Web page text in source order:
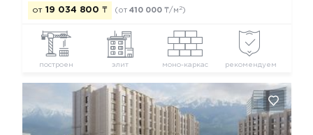
от 19 034 800 ₸ (от 410 000 ₸/м 2)
построен элит моно-каркас рекомендуем